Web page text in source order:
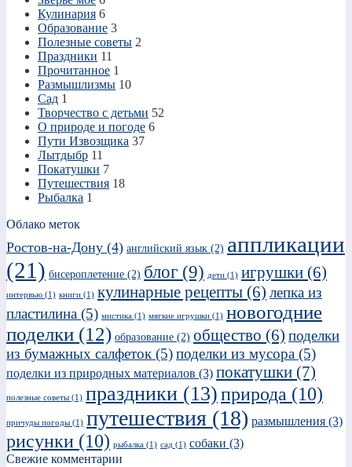
Кулинария 6
Образование 3
Полезные советы 2
Праздники 11
Прочитанное 1
Размышлизмы 10
Сад 1
Творчество с детьми 52
О природе и погоде 6
Пути Извозщика 37
Лытдыбр 11
Покатушки 7
Путешествия 18
Рыбалка 1
Облако меток
Ростов-на-Дону (4) английский язык (2) аппликации
(21) бисероплетение (2) блог (9) дети (1) игрушки (6)
интервью (1) книги (1) кулинарные рецепты (6) лепка из
пластилина (5) мистика (1) мягкие игрушки (1) новогодние
поделки (12) образование (2) общество (6) поделки
из бумажных салфеток(5)поделки из мусора (5)
поделки из природных материалов (3) покатушки (7)
полезные советы (1) праздники (13)природа (10)
причуды погоды (1) путешествия (18) размышления (3)
рисунки (10) рыбалка (1) сад (1) собаки (3)
Свежие комментарии